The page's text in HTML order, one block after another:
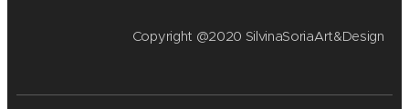
Copyright @2020 SilvinaSoriaArt&Design